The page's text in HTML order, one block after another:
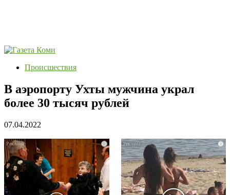
Происшествия
В аэропорту Ухты мужчина украл
более 30 тысяч рублей
07.04.2022
i i